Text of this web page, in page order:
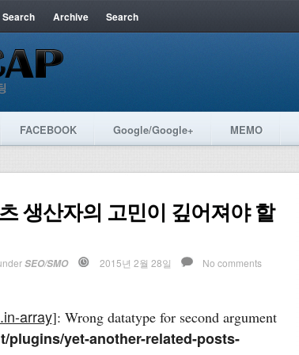
Archive Search
FACEBOOK Google/Google+ MEMO
생산자의 고민이 깊어져야 할
SEO/SMO 2015년 2월 28일 No comments
array]: Wrong datatype for second argument
plugins/yet-another-related-posts-